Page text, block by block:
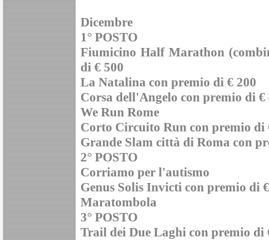
Dicembre
1° POSTO
Fiumicino Half Marathon
di € 500
La Natalina con premio di € 200
Corsa dell'Angelo con premio di €
We Run Rome
Corto Circuito Run con premio di
Grande Slam città di Roma con
2° POSTO
Corriamo per l'autismo
Genus Solis Invicti con premio di
Maratombola
3° POSTO
Trail dei Due Laghi con premio di